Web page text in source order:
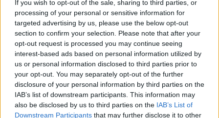
If you wish to opt-out of the sale, sharing to third parties, or
processing of your personal or sensitive information for
targeted advertising by us, please use the below opt-out
section to confirm your selection. Please note that after your
opt-out request is processed you may continue seeing
interest-based ads based on personal information utilized by
us or personal information disclosed to third parties prior to
your opt-out. You may separately opt-out of the further
disclosure of your personal information by third parties on the
IAB’s list of downstream participants. This information may
also be disclosed by us to third parties on the IAB’s List of
Downstream Participants that may further disclose it to other